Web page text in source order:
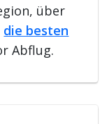
über
die besten
Abflug.